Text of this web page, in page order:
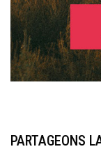
PARTAGEONS